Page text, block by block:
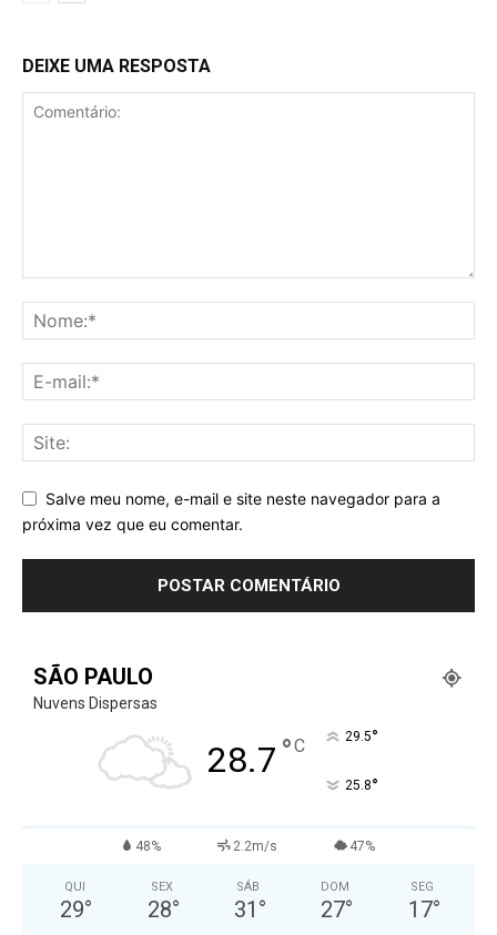
DEIXE UMA RESPOSTA
Salve meu nome, e-mail e site neste navegador para a
próxima vez que eu comentar.
SÃO PAULO
Nuvens Dispersas
28.7 °C 29.5°
25.8°
48% 2.2m/s 47%
QUI
29°
SEX
28°
SÁB
31 °
DOM
27°
SEG
17°